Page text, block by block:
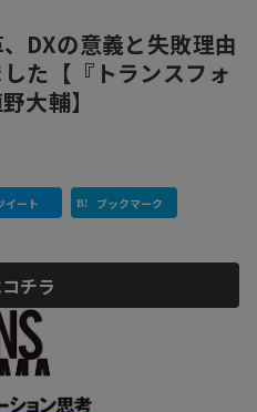
DXの意義と失敗理由
た【『トランスフォ
大輔】
イート ブックマーク
チラ